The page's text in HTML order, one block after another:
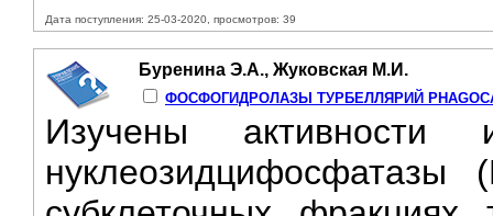
Дата поступления: 25-03-2020, просмотров: 39
Буренина Э.А., Жуковская М.И.
ФОСФОГИДРОЛАЗЫ ТУРБЕЛЛЯРИЙ
Изучены активности